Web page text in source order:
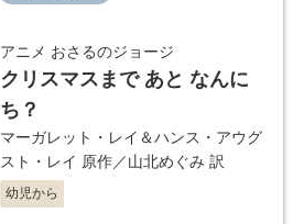
アニメ おさるのジョージ
クリスマスまで あと なんに
ち？
マーガレット・レイ＆ハンス・アウグ
スト・レイ 原作／山北めぐみ 訳
幼児から